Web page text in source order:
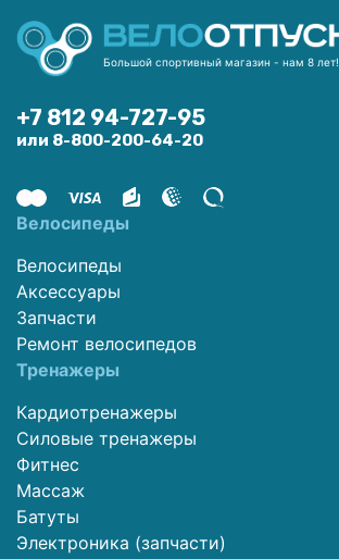
Большой спортивный магазин - нам 8 лет!
+7 812 94-727-95
или 8-800-200-64-20
Велосипеды
Велосипеды
Аксессуары
Запчасти
Ремонт велосипедов
Тренажеры
Кардиотренажеры
Силовые тренажеры
Фитнес
Массаж
Батуты
Электроника (запчасти)